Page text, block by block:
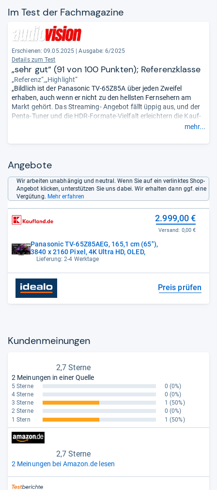
Im Test der Fach­ma­ga­zine
Erschienen: 09.05.2025 | Ausgabe: 6/2025
Details zum Test
„sehr gut“ (91 von 100 Punkten); Referenzklasse
„Referenz“,„Highlight“
„Bildlich ist der Panasonic TV-65Z85A über jeden Zweifel
erhaben, auch wenn er nicht zu den hellsten Fernsehern am
Markt gehört. Das Streaming- Angebot fällt üppig aus, und der
Penta-Tuner und die HDR-Formate-Vielfalt erleichtern die Kauf-
mehr...
Angebote
Wir arbeiten unabhängig und neutral. Wenn Sie auf ein verlinktes Shop-
Angebot klicken, unterstützen Sie uns dabei. Wir erhalten dann ggf. eine
Vergütung. Mehr erfahren
Panasonic TV-65Z85AEG, 165,1 cm (65"),
3840 x 2160 Pixel, 4K Ultra HD, OLED,
Lieferung: 2-4 Werktage
2.999,00 €
Versand: 0,00 €
Preis prüfen
Kun­den­mei­nun­gen
2,7 Sterne
2 Meinungen in einer Quelle
5 Sterne 0 (0%)
4 Sterne
0 (0%)
3 Sterne
1 (50%)
2 Sterne
0 (0%)
1 Stern
1 (50%)
2,7 Sterne
2 Meinungen bei Amazon.de lesen